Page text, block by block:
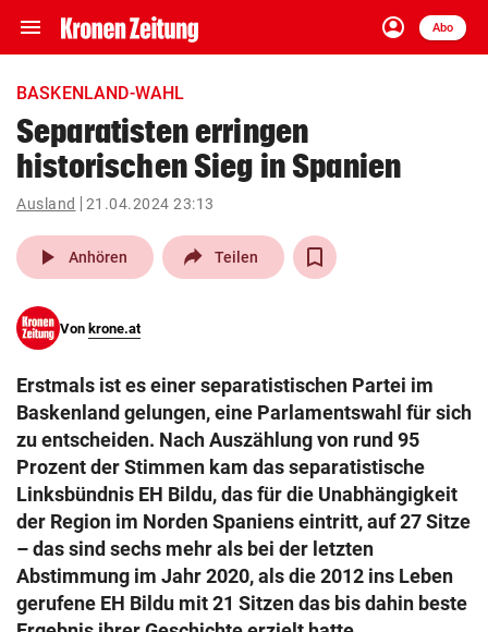
menu Navigation
ein-/ausklappen
account_circle
Anmelden
Abo
close Schließen
account_circle Anmelden
arrow_right
pin_drop
Wien arrow_right
search
eingeben
© Krone Multimedia GmbH & Co KG 2026
Muthgasse 2, 1190 Wien
BASKENLAND-WAHL
Separatisten erringen
historischen Sieg in Spanien
Ausland 21.04.2024 23:13
play_arrow Anhören Teilen
Von krone.at
Erstmals ist es einer separatistischen Partei im
Baskenland gelungen, eine Parlamentswahl für sich
zu entscheiden. Nach Auszählung von rund 95
Prozent der Stimmen kam das separatistische
Linksbündnis EH Bildu, das für die Unabhängigkeit
der Region im Norden Spaniens eintritt, auf 27 Sitze
– das sind sechs mehr als bei der letzten
Abstimmung im Jahr 2020, als die 2012 ins Leben
gerufene EH Bildu mit 21 Sitzen das bis dahin beste